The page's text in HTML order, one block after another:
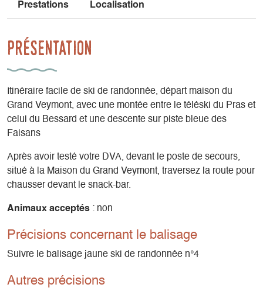
Prestations Localisation
Présentation
Itinéraire facile de ski de randonnée, départ maison du
Grand Veymont, avec une montée entre le téléski du Pras et
celui du Bessard et une descente sur piste bleue des
Faisans
Après avoir testé votre DVA, devant le poste de secours,
situé à la Maison du Grand Veymont, traversez la route pour
chausser devant le snack-bar.
Animaux acceptés : non
Précisions concernant le balisage
Suivre le balisage jaune ski de randonnée n°4
Autres précisions